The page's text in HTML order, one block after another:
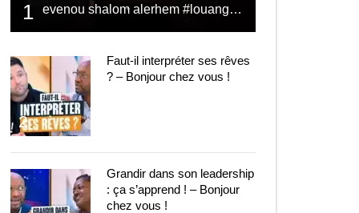
1 evenou shalom alerhem #louange #prière #shalom
2
Faut-il interpréter ses rêves
? – Bonjour chez vous !
Grandir dans son leadership
: ça s’apprend ! – Bonjour
chez vous !